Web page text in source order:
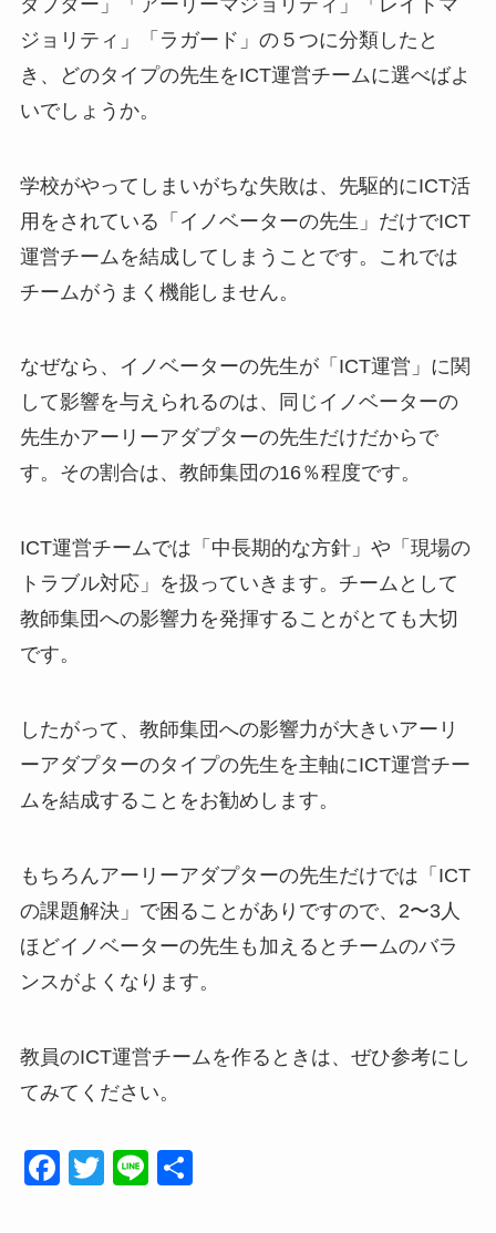
ジョリティ」「ラガード」の５つに分類したと
き、どのタイプの先生をICT運営チームに選べばよ
いでしょうか。
学校がやってしまいがちな失敗は、先駆的にICT活
用をされている「イノベーターの先生」だけでICT
運営チームを結成してしまうことです。これでは
チームがうまく機能しません。
なぜなら、イノベーターの先生が「ICT運営」に関
して影響を与えられるのは、同じイノベーターの
先生かアーリーアダプターの先生だけだからで
す。その割合は、教師集団の16％程度です。
ICT運営チームでは「中長期的な方針」や「現場の
トラブル対応」を扱っていきます。チームとして
教師集団への影響力を発揮することがとても大切
です。
したがって、教師集団への影響力が大きいアーリ
ーアダプターのタイプの先生を主軸にICT運営チー
ムを結成することをお勧めします。
もちろんアーリーアダプターの先生だけでは「ICT
の課題解決」で困ることがありですので、2〜3人
ほどイノベーターの先生も加えるとチームのバラ
ンスがよくなります。
教員のICT運営チームを作るときは、ぜひ参考にし
てみてください。
F T Li 共